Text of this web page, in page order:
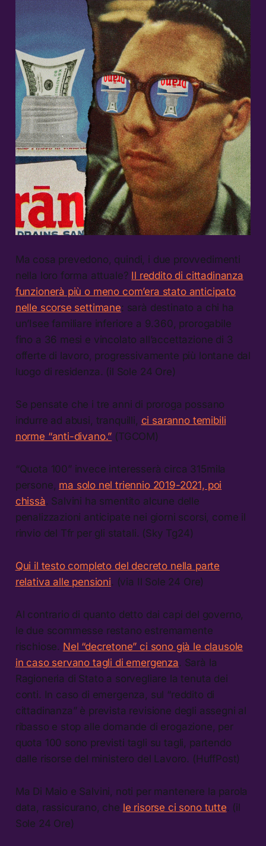
Ma cosa prevedono, quindi, i due provvedimenti
nella loro forma attuale? Il reddito di cittadinanza
funzionerà più o meno com’era stato anticipato
nelle scorse settimane: sarà destinato a chi ha
un’Isee familiare inferiore a 9.360, prorogabile
fino a 36 mesi e vincolato all’accettazione di 3
offerte di lavoro, progressivamente più lontane dal
luogo di residenza. (il Sole 24 Ore)
Se pensate che i tre anni di proroga possano
indurre ad abusi, tranquilli, ci saranno temibili
norme “anti-divano.” (TGCOM)
“Quota 100” invece interesserà circa 315mila
persone, ma solo nel triennio 2019-2021, poi
chissà. Salvini ha smentito alcune delle
penalizzazioni anticipate nei giorni scorsi, come il
rinvio del Tfr per gli statali. (Sky Tg24)
Qui il testo completo del decreto nella parte
relativa alle pensioni. (via Il Sole 24 Ore)
Al contrario di quanto detto dai capi del governo,
le due scommesse restano estremamente
rischiose. Nel “decretone” ci sono già le clausole
in caso servano tagli di emergenza. Sarà la
Ragioneria di Stato a sorvegliare la tenuta dei
conti. In caso di emergenza, sul “reddito di
cittadinanza” è prevista revisione degli assegni al
ribasso e stop alle domande di erogazione, per
quota 100 sono previsti tagli su tagli, partendo
dalle risorse del ministero del Lavoro. (HuffPost)
Ma Di Maio e Salvini, noti per mantenere la parola
data, rassicurano, che le risorse ci sono tutte. (il
Sole 24 Ore)